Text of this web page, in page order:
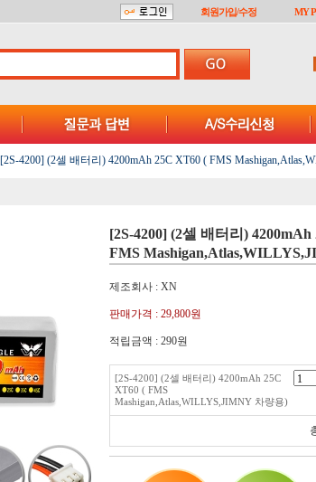
회원가입/수정 MY
[2S-4200] (2셀 배터리) 4200mAh 25C XT60 ( FMS
[2S-4200] (2셀 배터리)
FMS
제조회사 : XN
판매가격 : 29,800원
적립금액 : 290원
[2S-4200] (2셀 배터리) 4200mAh 25C
XT60 ( FMS
Mashigan,Atlas,WILLYS,JIMNY 차량용)